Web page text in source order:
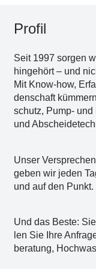
Pro­fil
Seit 1997 sor­gen
hin­ge­hört – und
Mit Know-how,
den­schaft
schutz, Pump-
und
Unser
geben wir jeden
und auf den Punkt.
Und das Bes­te:
len Sie Ihre
be­ra­tung,